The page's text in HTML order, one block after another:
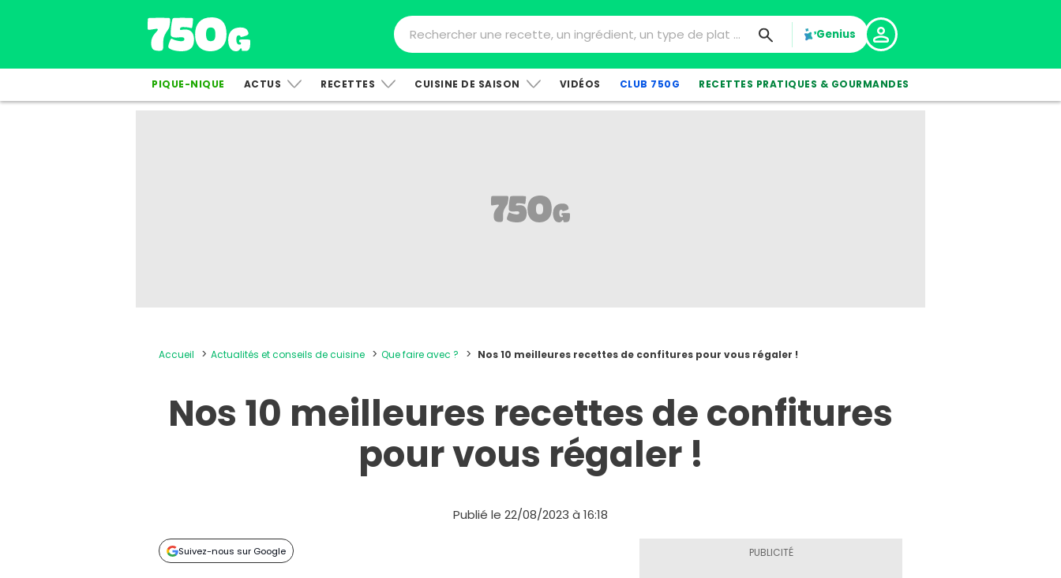
Genius
PIQUE-NIQUE ACTUS RECETTES CUISINE DE SAISON VIDÉOS CLUB 750G RECETTES PRATIQUES & GOURMANDES
Accueil Actualités et conseils de cuisine Que faire avec ? Nos 10 meilleures recettes de confitures pour vous régaler !
Nos 10 meilleures recettes de confitures
pour vous régaler !
Publié le 22/08/2023 à 16:18
Suivez-nous sur Google